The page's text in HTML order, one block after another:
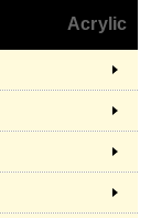
Acrylic